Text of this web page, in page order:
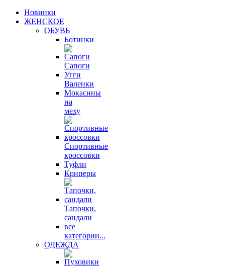
Новинки
ЖЕНСКОЕ
ОБУВЬ
Ботинки
Сапоги
Угги
Валенки
Мокасины
на
меху
Спортивные
кроссовки
Туфли
Криперы
Тапочки,
сандали
все
категории...
ОДЕЖДА